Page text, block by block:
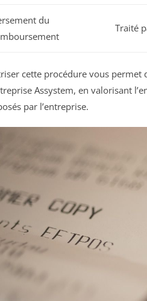
du
Traité
cette procédure vous permet
Assystem, en valorisant
par l’entreprise.